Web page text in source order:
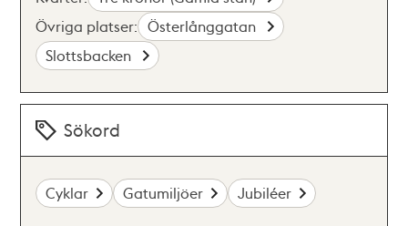
Övriga platser: Österlånggatan
Slottsbacken
Sökord
Cyklar Gatumiljöer Jubiléer